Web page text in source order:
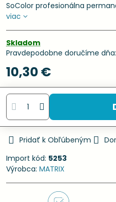
SoColor profesionálna
viac
Skladom
Pravdepodobne doručíme dňa:
10,30 €
Pridať k Obľúbeným
Import kód: 5253
Výrobca: MATRIX